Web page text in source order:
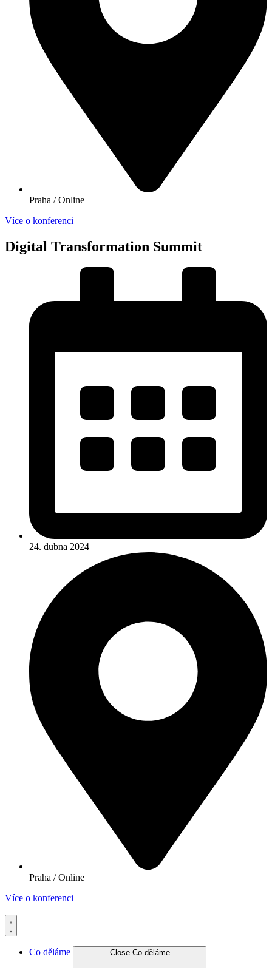
Praha / Online
Více o konferenci
Digital Transformation Summit
24. dubna 2024
Praha / Online
Více o konferenci
Co děláme Close Co děláme